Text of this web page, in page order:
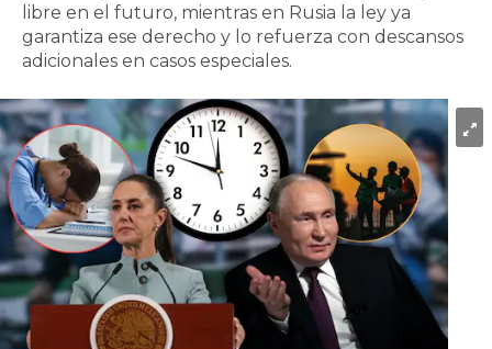
libre en el futuro, mientras en Rusia la ley ya
garantiza ese derecho y lo refuerza con descansos
adicionales en casos especiales.